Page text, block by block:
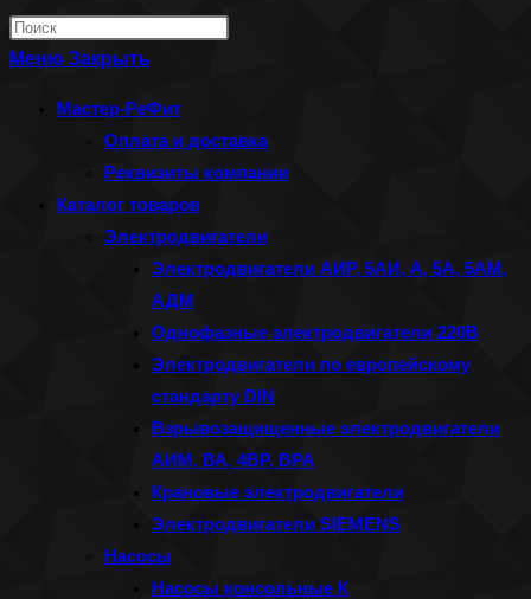
поиск
по
сайту
закрыть
панель
Меню Закрыть
Мастер-РеФит
Оплата и доставка
Реквизиты компании
Каталог товаров
Электродвигатели
Электродвигатели АИР, 5АИ, А, 5А, 5АМ,
АДМ
Однофазные электродвигатели 220В
Электродвигатели по европейскому
стандарту DIN
Взрывозащищенные электродвигатели
АИМ, ВА, 4ВР, ВРА
Крановые электродвигатели
Электродвигатели SIEMENS
Насосы
Насосы консольные К